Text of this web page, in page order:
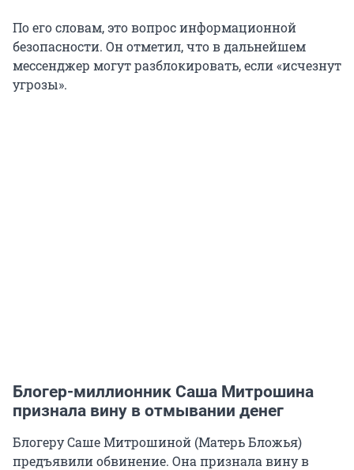
По его словам, это вопрос информационной
безопасности. Он отметил, что в дальнейшем
мессенджер могут разблокировать, если «исчезнут
угрозы».
Блогер-миллионник Саша Митрошина
признала вину в отмывании денег
Блогеру Саше Митрошиной (Матерь Бложья)
предъявили обвинение. Она признала вину в